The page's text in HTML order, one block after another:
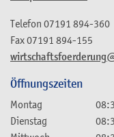
Telefon 07191 894-360
Fax07191 894-155
Öffnungszeiten
Montag
Dienstag